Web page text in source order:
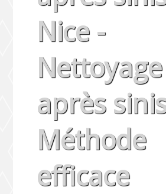
Nice -
Nettoyage
après
Méthode
efficace